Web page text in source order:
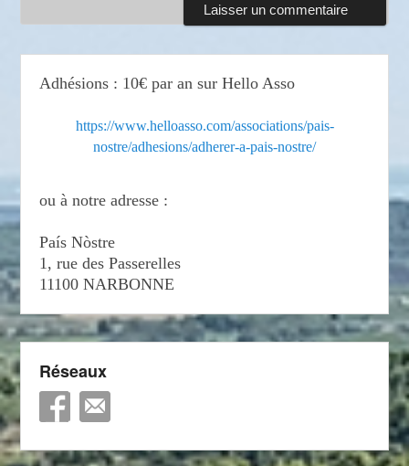
Adhésions : 10€ par an sur Hello Asso
https://www.helloasso.com/associations/pais-
nostre/adhesions/adherer-a-pais-nostre/
ou à notre adresse :
País Nòstre
1, rue des Passerelles
11100 NARBONNE
Réseaux